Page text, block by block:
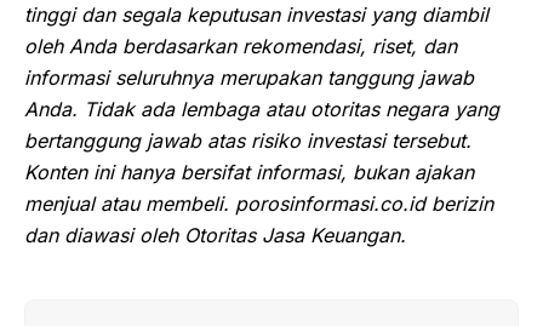
tinggi dan segala keputusan investasi yang diambil
oleh Anda berdasarkan rekomendasi, riset, dan
informasi seluruhnya merupakan tanggung jawab
Anda. Tidak ada lembaga atau otoritas negara yang
bertanggung jawab atas risiko investasi tersebut.
Konten ini hanya bersifat informasi, bukan ajakan
menjual atau membeli. porosinformasi.co.id berizin
dan diawasi oleh Otoritas Jasa Keuangan.